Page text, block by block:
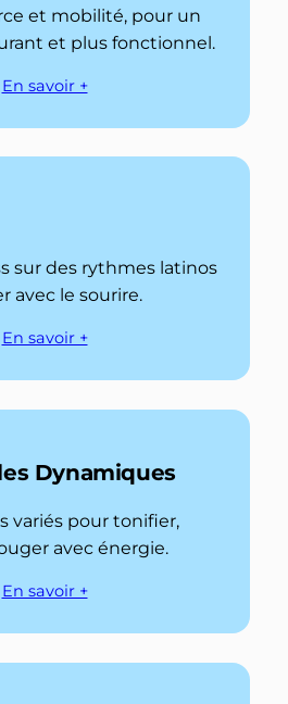
et mobilité, pour un
et plus fonctionnel.
En savoir +
sur des rythmes latinos
avec le sourire.
En savoir +
Dynamiques
variés pour tonifier,
avec énergie.
En savoir +